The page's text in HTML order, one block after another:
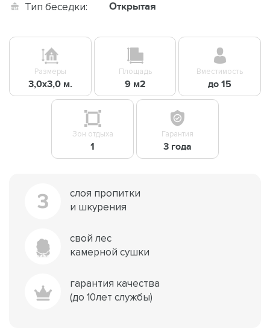
Тип беседки: Открытая
Размеры
3,0х3,0 м.
Площадь
9 м2
Вместимость
до 15
Зон отдыха
1
Гарантия
3 года
3
слоя пропитки
и шкурения
свой лес
камерной сушки
гарантия качества
(до 10лет службы)